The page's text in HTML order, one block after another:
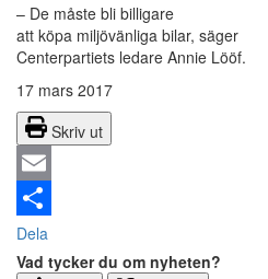
– De måste bli billigare
att köpa miljövänliga bilar, säger
Centerpartiets ledare Annie Lööf.
17 mars 2017
Skriv ut
Email
Dela
Vad tycker du om nyheten?